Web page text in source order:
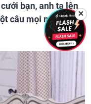
bạn, anh ta lên
câu mọi người vỗ✕